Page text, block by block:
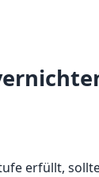
erfüllt,